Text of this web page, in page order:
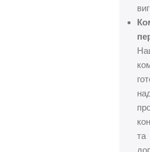
та